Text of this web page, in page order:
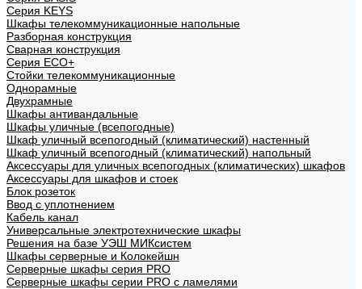
Cерия KEYS
Шкафы телекоммуникационные напольные
Разборная конструкция
Сварная конструкция
Серия ECO+
Стойки телекоммуникационные
Однорамные
Двухрамные
Шкафы антивандальные
Шкафы уличные (всепогодные)
Шкаф уличный всепогодный (климатический) настенный
Шкаф уличный всепогодный (климатический) напольный
Аксессуары для уличных всепогодных (климатических) шкафов
Аксессуары для шкафов и стоек
Блок розеток
Ввод с уплотнением
Кабель канал
Универсальные электротехнические шкафы
Решения на базе УЭШ МИКсистем
Шкафы серверные и Колокейшн
Серверные шкафы серия PRO
Серверные шкафы серии PRO с ламелями